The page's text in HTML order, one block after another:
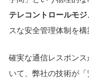
テレコントロールモジ
スな安全管理体制を構
確実な通信レスポン
いて、弊社の技術が